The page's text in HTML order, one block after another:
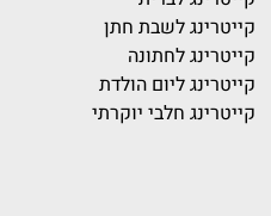
קייטרינג לשבת חתן
קייטרינג לחתונה
קייטרינג ליום הולדת
קייטרינג חלבי יוקרתי